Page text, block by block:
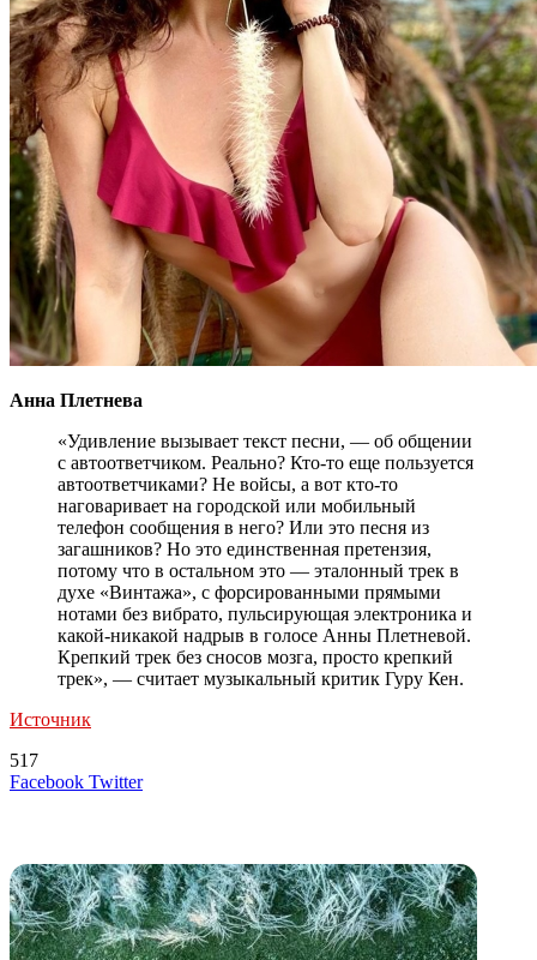
Анна Плетнева
«Удивление вызывает текст песни, — об общении
с автоответчиком. Реально? Кто-то еще пользуется
автоответчиками? Не войсы, а вот кто-то
наговаривает на городской или мобильный
телефон сообщения в него? Или это песня из
загашников? Но это единственная претензия,
потому что в остальном это — эталонный трек в
духе «Винтажа», с форсированными прямыми
нотами без вибрато, пульсирующая электроника и
какой-никакой надрыв в голосе Анны Плетневой.
Крепкий трек без сносов мозга, просто крепкий
трек», — считает музыкальный критик Гуру Кен.
Источник
517
Facebook TwitterLinkedIn
Tumblr
Reddit
Вконтакте
Одноклассники
Skype
Messenger
Messenger
WhatsApp
Telegram
Viber
Line
Поделиться
Печатать